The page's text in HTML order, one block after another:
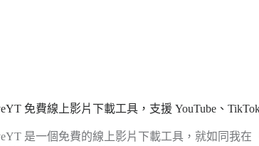
免費線上影片下載工具，支援 YouTube、
是一個免費的線上影片下載工具，就如同我在